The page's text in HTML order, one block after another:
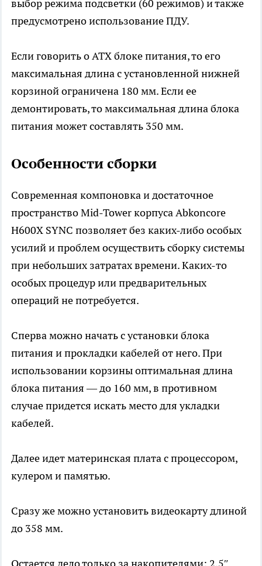
выбор режима подсветки (60 режимов) и также
предусмотрено использование ПДУ.
Если говорить о ATX блоке питания, то его
максимальная длина с установленной нижней
корзиной ограничена 180 мм. Если ее
демонтировать, то максимальная длина блока
питания может составлять 350 мм.
Особенности сборки
Современная компоновка и достаточное
пространство Mid-Tower корпуса Abkoncore
H600X SYNC позволяет без каких-либо особых
усилий и проблем осуществить сборку системы
при небольших затратах времени. Каких-то
особых процедур или предварительных
операций не потребуется.
Сперва можно начать с установки блока
питания и прокладки кабелей от него. При
использовании корзины оптимальная длина
блока питания — до 160 мм, в противном
случае придется искать место для укладки
кабелей.
Далее идет материнская плата с процессором,
кулером и памятью.
Сразу же можно установить видеокарту длиной
до 358 мм.